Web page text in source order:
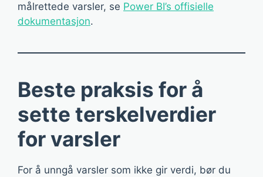
målrettede varsler, se Power BI’s offisielle
dokumentasjon.
Beste praksis for å
sette terskelverdier
for varsler
For å unngå varsler som ikke gir verdi, bør du